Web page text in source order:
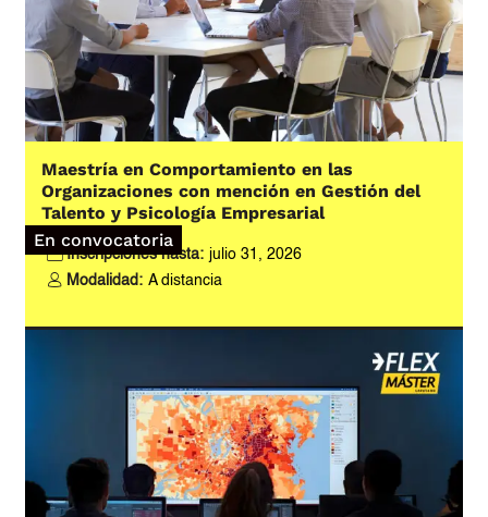
En convocatoria
Maestría en Comportamiento en las
Organizaciones con mención en Gestión del
Talento y Psicología Empresarial
Inscripciones hasta: julio 31, 2026
Modalidad: A distancia